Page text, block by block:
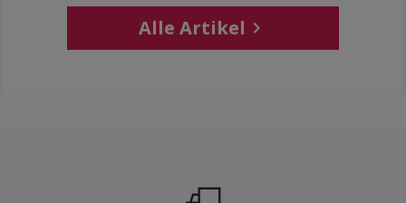
Alle Artikel 